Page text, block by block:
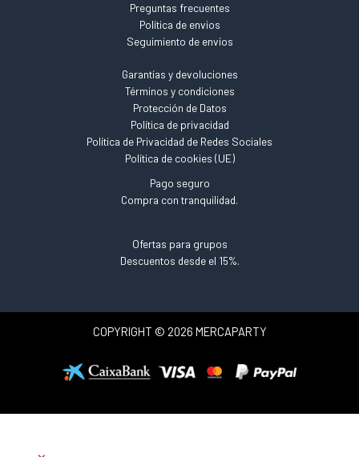
Preguntas frecuentes
Política de envios
Seguimiento de envíos
Garantías y devoluciones
Términos y condiciones
Protección de Datos
Política de privacidad
Política de Privacidad de Redes Sociales
Política de cookies (UE)
Pago seguro
Compra con tranquilidad.
Ofertas para grupos
Descuentos desde el 15%.
COPYRIGHT © 2026 MERCAPARTY